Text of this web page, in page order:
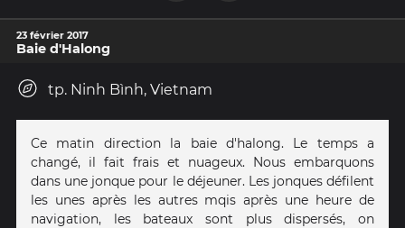
23 février 2017
Baie d'Halong
tp. Ninh Bình, Vietnam
Ce matin direction la baie d'halong. Le temps a
changé, il fait frais et nuageux. Nous embarquons
dans une jonque pour le déjeuner. Les jonques défilent
les unes après les autres mqis après une heure de
navigation, les bateaux sont plus dispersés, on